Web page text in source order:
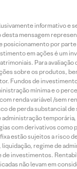
informativo e
mensagem
posicionamento por
em ações é um
Para
sobre os produtos,
Fundos de
mínima e o
renda variável /sem
de perda substancial
com derivativos como
estão sujeitos a risco
regime de
investimentos.
não levam em